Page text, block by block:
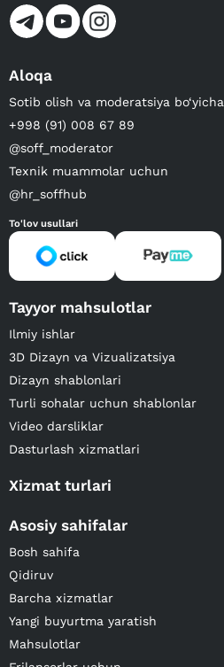
Aloqa
Sotib olish va moderatsiya bo‘yicha
+998 (91) 008 67 89
@soff_moderator
Texnik muammolar uchun
@hr_soffhub
To'lov usullari
Tayyor mahsulotlar
Ilmiy ishlar
3D Dizayn va Vizualizatsiya
Dizayn shablonlari
Turli sohalar uchun shablonlar
Video darsliklar
Dasturlash xizmatlari
Xizmat turlari
Asosiy sahifalar
Bosh sahifa
Qidiruv
Barcha xizmatlar
Yangi buyurtma yaratish
Mahsulotlar